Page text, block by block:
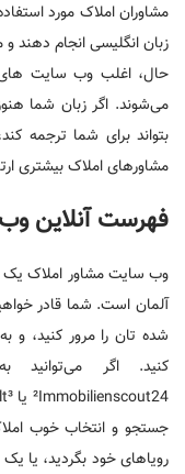
مشاوران املاک مورد
زبان انگلیسی انجام دهند
حال، اغلب وب سایت ‌های
می‌شوند. اگر زبان شما
بتواند برای شما ترجمه
مشاور‌های املاک بیشتری
فهرست آنلاین
وب سایت مشاور املاک یک
آلمان است. شما قادر
‌شده تان را مرور کنید، و
کنید. اگر می‌توانید
جستجو و انتخاب خوب
رویاهای خود بگردید، یا